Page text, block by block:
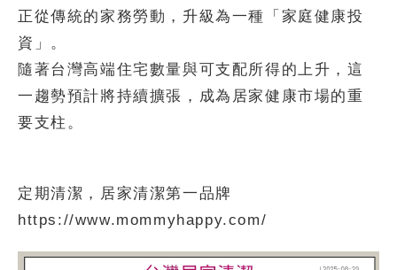
正從傳統的家務勞動，升級為一種「家庭健康投
資」。
隨著台灣高端住宅數量與可支配所得的上升，這
一趨勢預計將持續擴張，成為居家健康市場的重
要支柱。
定期清潔，居家清潔第一品牌
https://www.mommyhappy.com/